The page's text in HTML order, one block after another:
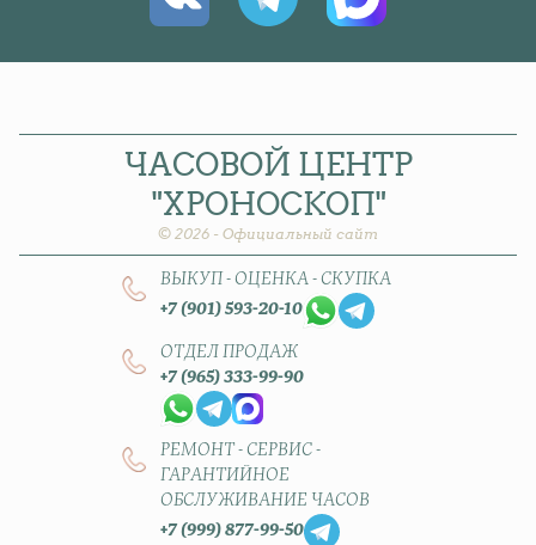
ЧАСОВОЙ ЦЕНТР
"ХРОНОСКОП"
© 2026 - Официальный сайт
ВЫКУП - ОЦЕНКА - СКУПКА
+7 (901) 593-20-10
ОТДЕЛ ПРОДАЖ
+7 (965) 333-99-90
РЕМОНТ - СЕРВИС -
ГАРАНТИЙНОЕ
ОБСЛУЖИВАНИЕ ЧАСОВ
+7 (999) 877-99-50